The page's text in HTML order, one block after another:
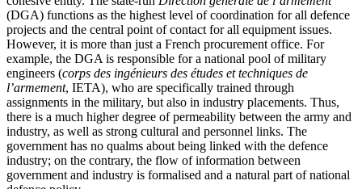
(DGA) func­tions as the highest level of coordination for all defence
projects and the central point of contact for all equipment issues.
However, it is more than just a French pro­curement office. For
example, the DGA is responsible for a national pool of military
engineers (corps des ingénieurs des études et tech­niques de
l’armement, IETA), who are specifi­cally trained through
assignments in the mili­tary, but also in industry placements. Thus,
there is a much higher degree of per­meability between the army and
industry, as well as strong cultural and personnel links. The
government has no qualms about being linked with the defence
industry; on the contrary, the flow of information between
government and industry is formalised and a natural part of national